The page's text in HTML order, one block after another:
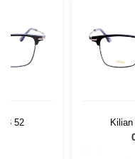
52